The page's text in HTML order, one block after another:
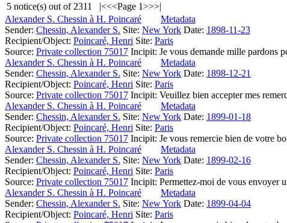
5 notice(s) out of 2311 |<<<Page 1>>>|
Alexander S. Chessin à H. Poincaré
Metadata
Sender: Chessin, Alexander S. Site: New York Date: 1898-11-23
Recipient/Object: Poincaré, Henri Site: Paris
Source: Private collection 75017 Incipit: Je vous demande mille pardons
Alexander S. Chessin à H. Poincaré
Metadata
Sender: Chessin, Alexander S. Site: New York Date: 1898-12-21
Recipient/Object: Poincaré, Henri Site: Paris
Source: Private collection 75017 Incipit: Veuillez bien accepter mes
Alexander S. Chessin à H. Poincaré
Metadata
Sender: Chessin, Alexander S. Site: New York Date: 1899-01-18
Recipient/Object: Poincaré, Henri Site: Paris
Source: Private collection 75017 Incipit: Je vous remercie bien de votre
Alexander S. Chessin à H. Poincaré
Metadata
Sender: Chessin, Alexander S. Site: New York Date: 1899-02-16
Recipient/Object: Poincaré, Henri Site: Paris
Source: Private collection 75017 Incipit: Permettez-moi de vous envoyer
Alexander S. Chessin à H. Poincaré
Metadata
Sender: Chessin, Alexander S. Site: New York Date: 1899-04-04
Recipient/Object: Poincaré, Henri Site: Paris